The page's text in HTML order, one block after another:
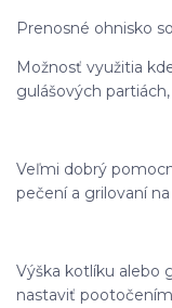
Prenosné ohnisko
Možnosť využitia
gulášových
Veľmi dobrý
pečení a grilovaní
Výška kotlíku alebo
nastaviť